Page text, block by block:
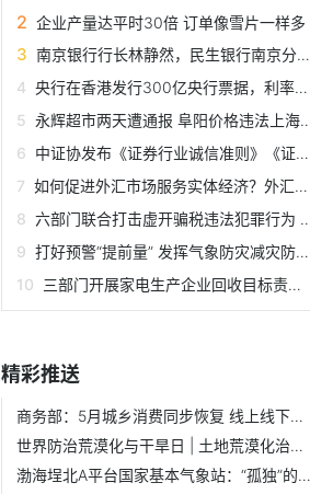
企业产量达平时30倍 订单像雪片一样多
南京银行行长林静然，民生银行南京分行一把手
央行在香港发行300亿央行票据，利率下降30-35bp
永辉超市两天遭通报 阜阳价格违法上海抽检不合格
中证协发布《证券行业诚信准则》《证券行业执业声誉信息管理...
如何促进外汇市场服务实体经济？外汇局发文明确
六部门联合打击虚开骗税违法犯罪行为 专家：确保最大限度发挥...
打好预警“提前量” 发挥气象防灾减灾防线作用
三部门开展家电生产企业回收目标责任制行动 6家企业预计回收1...
精彩推送
商务部：5月城乡消费同步恢复 线上线下消费较快增长_焦点报道
世界防治荒漠化与干旱日 | 土地荒漠化治理有“中国药方”
渤海埕北A平台国家基本气象站：“孤独”的海上气象观测站_全...